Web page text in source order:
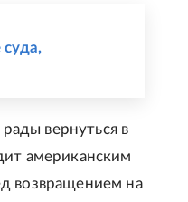
вернуться в
американским
возвращением на